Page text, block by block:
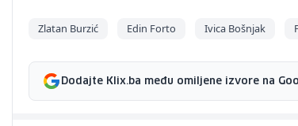
Zlatan Burzić Edin Forto Ivica Bošnjak
Dodajte Klix.ba među omiljene izvore na